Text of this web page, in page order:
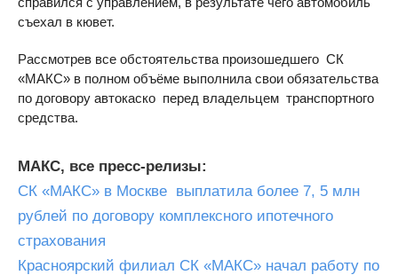
съехал в кювет.
Рассмотрев все обстоятельства произошедшего СК
«МАКС» в полном объёме выполнила свои обязательства
по договору автокаско перед владельцем транспортного
средства.
МАКС, все пресс-релизы:
СК «МАКС» в Москве выплатила более 7, 5 млн
рублей по договору комплексного ипотечного
страхования
Красноярский филиал СК «МАКС» начал работу по